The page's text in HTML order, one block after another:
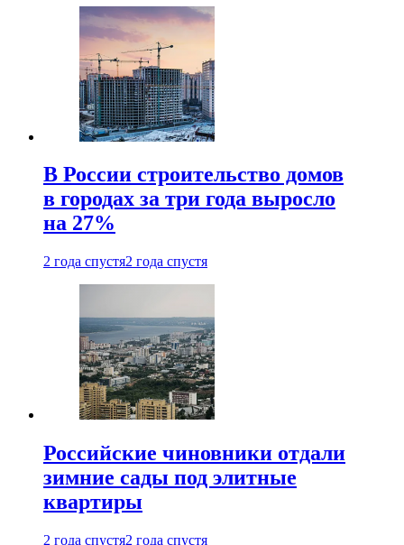
В России строительство домов
в городах за три года выросло
на 27%
2 года спустя2 года спустя
Российские чиновники отдали
зимние сады под элитные
квартиры
2 года спустя2 года спустя